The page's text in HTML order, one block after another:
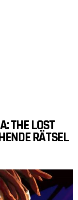
THE LOST
RÄTSEL